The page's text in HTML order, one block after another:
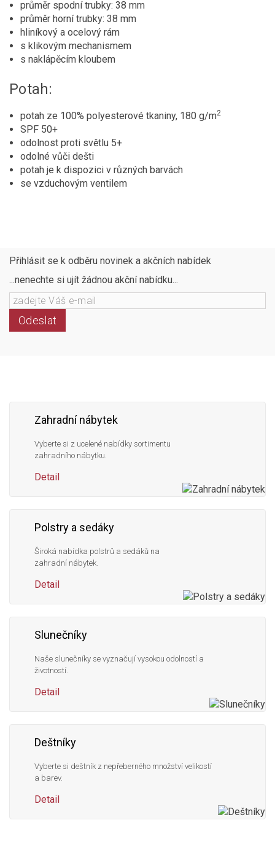
průměr spodní trubky: 38 mm
průměr horní trubky: 38 mm
hliníkový a ocelový rám
s klikovým mechanismem
s naklápěcím kloubem
Potah:
potah ze 100% polyesterové tkaniny, 180 g/m2
SPF 50+
odolnost proti světlu 5+
odolné vůči dešti
potah je k dispozici v různých barvách
se vzduchovým ventilem
Přihlásit se k odběru novinek a akčních nabídek
...nenechte si ujít žádnou akční nabídku...
Odeslat
Zahradní nábytek
Vyberte si z ucelené nabídky sortimentu
zahradního nábytku.
Detail
Polstry a sedáky
Široká nabídka polstrů a sedáků na
zahradní nábytek.
Detail
Slunečníky
Naše slunečníky se vyznačují vysokou odolností a
životností.
Detail
Deštníky
Vyberte si deštník z nepřeberného množství velikostí
a barev.
Detail